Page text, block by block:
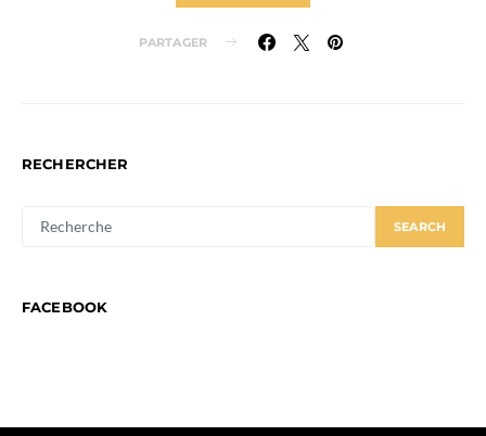
PARTAGER
RECHERCHER
FOR:
SEARCH
FACEBOOK